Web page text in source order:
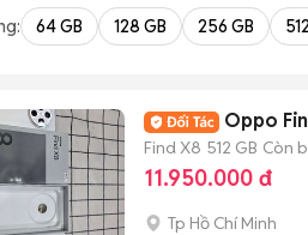
64 GB 128 GB 256 GB
Oppo
Find X8 512 GB Còn
11.950.000 đ
Tp Hồ Chí Minh